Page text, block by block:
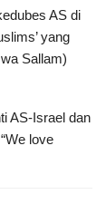
AS di
yang
Sallam)
AS-Israel dan
love